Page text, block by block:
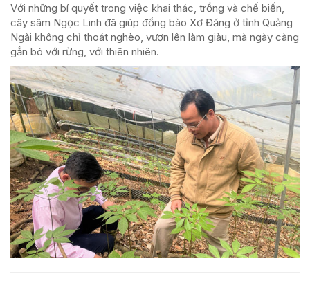
Với những bí quyết trong việc khai thác, trồng và chế biến,
cây sâm Ngọc Linh đã giúp đồng bào Xơ Đăng ở tỉnh Quảng
Ngãi không chỉ thoát nghèo, vươn lên làm giàu, mà ngày càng
gắn bó với rừng, với thiên nhiên.